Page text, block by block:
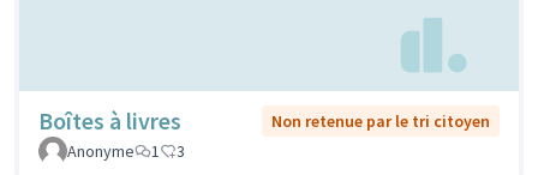
Boîtes à livres
Non retenue par le tri citoyen
Anonyme
1 3